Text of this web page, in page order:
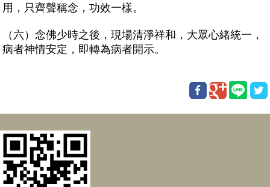
用，只齊聲稱念，功效一樣。
（六）念佛少時之後，現場清淨祥和，大眾心緒統一，
病者神情安定，即轉為病者開示。